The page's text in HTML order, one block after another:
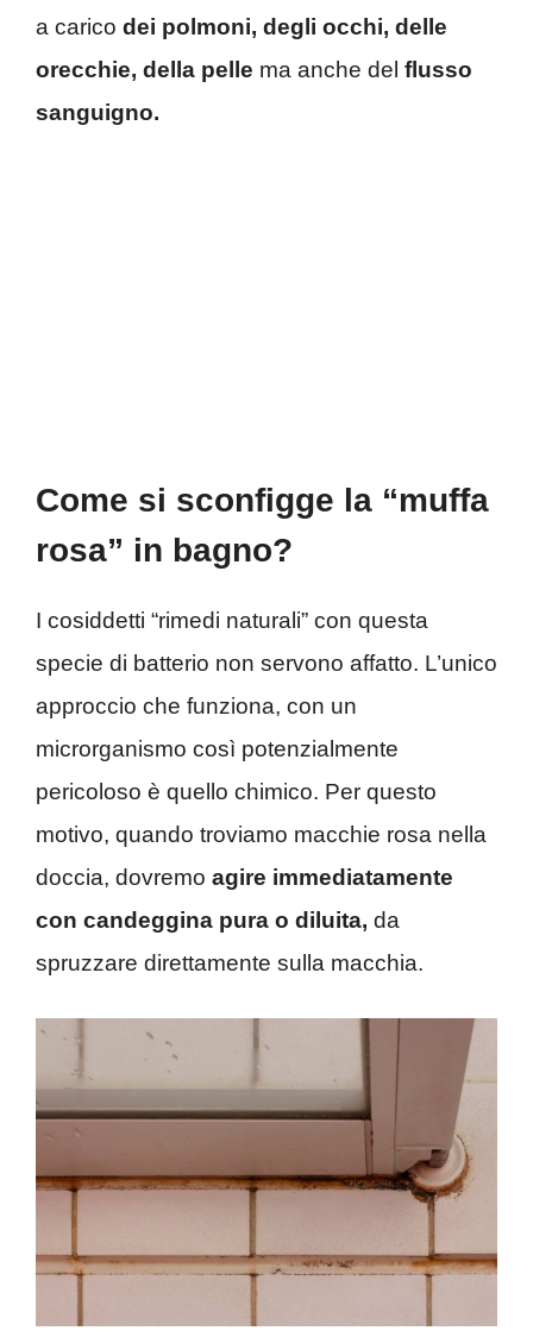
a carico dei polmoni, degli occhi, delle
orecchie, della pelle ma anche del flusso
sanguigno.
Come si sconfigge la “muffa
rosa” in bagno?
I cosiddetti “rimedi naturali” con questa
specie di batterio non servono affatto. L’unico
approccio che funziona, con un
microrganismo così potenzialmente
pericoloso è quello chimico. Per questo
motivo, quando troviamo macchie rosa nella
doccia, dovremo agire immediatamente
con candeggina pura o diluita, da
spruzzare direttamente sulla macchia.